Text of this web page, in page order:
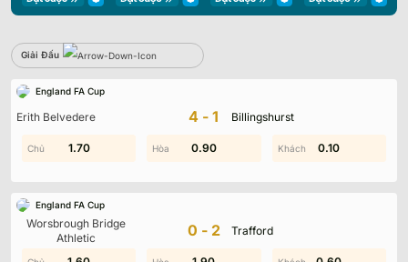
Giải Đấu
England FA Cup
Erith Belvedere 4-1 Billingshurst
0.90 0.80 0.80
1.70 0.90 0.10
England FA Cup
Worsbrough Bridge
Athletic
0-2 Trafford
Sbobet
Không có dữ liệu vui lòng chọn bộ lọc khác